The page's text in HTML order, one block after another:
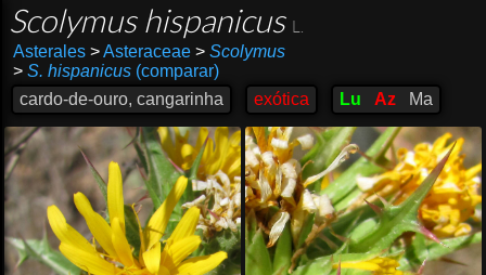
Scolymus hispanicus
Asterales >Asteraceae > Scolymus
> S. hispanicus(comparar)
cardo-de-ouro, cangarinha
exótica Lu Az Ma